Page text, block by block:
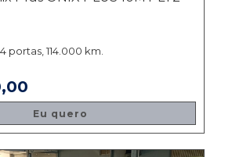
portas, 114.000 km.
Eu quero